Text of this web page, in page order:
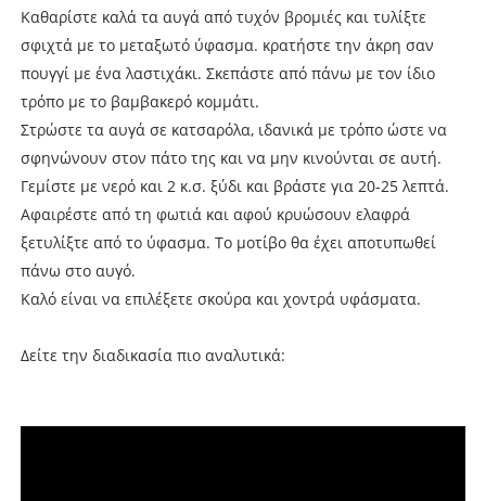
Καθαρίστε καλά τα αυγά από τυχόν βρομιές και τυλίξτε
σφιχτά με το μεταξωτό ύφασμα. κρατήστε την άκρη σαν
πουγγί με ένα λαστιχάκι. Σκεπάστε από πάνω με τον ίδιο
τρόπο με το βαμβακερό κομμάτι.
Στρώστε τα αυγά σε κατσαρόλα, ιδανικά με τρόπο ώστε να
σφηνώνουν στον πάτο της και να μην κινούνται σε αυτή.
Γεμίστε με νερό και 2 κ.σ. ξύδι και βράστε για 20-25 λεπτά.
Αφαιρέστε από τη φωτιά και αφού κρυώσουν ελαφρά
ξετυλίξτε από το ύφασμα. Το μοτίβο θα έχει αποτυπωθεί
πάνω στο αυγό.
Καλό είναι να επιλέξετε σκούρα και χοντρά υφάσματα.
Δείτε την διαδικασία πιο αναλυτικά: